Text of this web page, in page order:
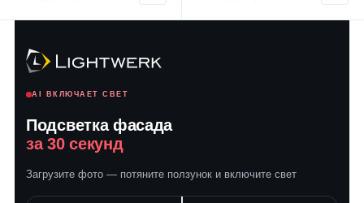
AI ВКЛЮЧАЕТ СВЕТ
Подсветка фасада
за 30 секунд
Загрузите фото — потяните ползунок и включите свет